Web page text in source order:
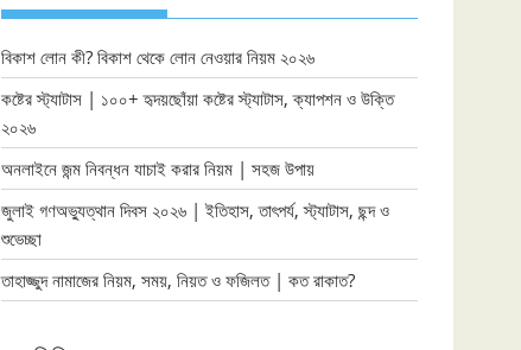
বিকাশ লোন কী? বিকাশ থেকে লোন নেওয়ার নিয়ম ২০২৬
কষ্টের স্ট্যাটাস | ১০০+ হৃদয়ছোঁয়া কষ্টের স্ট্যাটাস, ক্যাপশন ও উক্তি
২০২৬
অনলাইনে জন্ম নিবন্ধন যাচাই করার নিয়ম | সহজ উপায়
জুলাই গণঅভ্যুত্থান দিবস ২০২৬ | ইতিহাস, তাৎপর্য, স্ট্যাটাস, ছন্দ ও
শুভেচ্ছা
তাহাজ্জুদ নামাজের নিয়ম, সময়, নিয়ত ও ফজিলত | কত রাকাত?